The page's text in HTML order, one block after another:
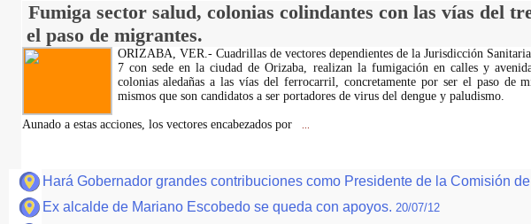
Fumiga sector salud, colonias colindantes con las vías del
el paso de migrantes.
ORIZABA, VER.- Cuadrillas de vectores dependientes de la Jurisdicción
7 con sede en la ciudad de Orizaba, realizan la fumigación en calles y
colonias aledañas a las vías del ferrocarril, concretamente por ser el paso de
mismos que son candidatos a ser portadores de virus del dengue y paludismo.
Aunado a estas acciones, los vectores encabezados por
Hará Gobernador grandes contribuciones como Presidente de la Comisión
Ex alcalde de Mariano Escobedo se queda con apoyos. 20/07/12